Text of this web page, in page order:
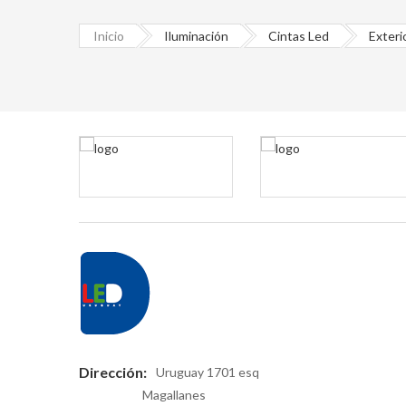
Inicio Iluminación Cintas Led
Dirección:Uruguay 1701 esq
Magallanes